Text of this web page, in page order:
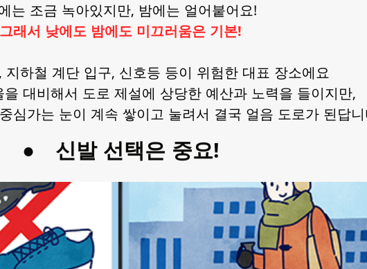
는 조금 녹아있지만, 밤에는 얼어붙어요!
그래서 낮에도 밤에도 미끄러움은 기본!
지하철 계단 입구, 신호등 등이 위험한 대표 장소에요
대비해서 도로 제설에 상당한 예산과 노력을 들이지만,
심가는 눈이 계속 쌓이고 눌려서 결국 얼음 도로가 된답
● 신발 선택은 중요!